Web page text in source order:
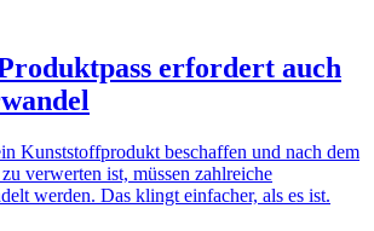
erfordert auch
Kunststoffprodukt beschaffen und nach dem
verwerten ist, müssen zahlreiche
werden. Das klingt einfacher, als es ist.